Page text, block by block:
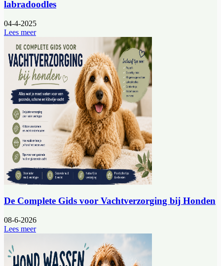
labradoodles
04-4-2025
Lees meer
De Complete Gids voor Vachtverzorging bij Honden
08-6-2026
Lees meer